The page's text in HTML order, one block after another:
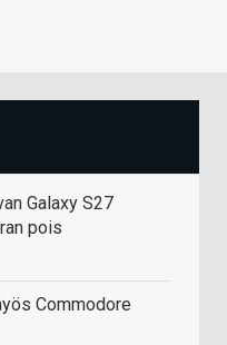
Galaxy S27
pois
Commodore